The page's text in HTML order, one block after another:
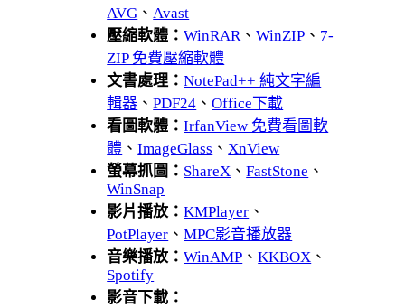
AVG 、 Avast
壓縮軟體：WinRAR 、WinZIP 、 7-
ZIP 免費壓縮軟體
文書處理：NotePad++ 純文字編
輯器 、PDF24 、Office下載
看圖軟體：IrfanView 免費看圖軟
體 、ImageGlass 、 XnView
螢幕抓圖： ShareX 、FastStone 、
WinSnap
影片播放：KMPlayer 、
PotPlayer 、MPC影音播放器
音樂播放：WinAMP 、KKBOX 、
Spotify
影音下載：